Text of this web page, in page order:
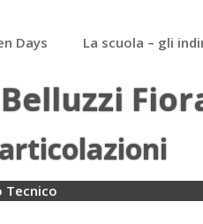
Days La scuola – gli